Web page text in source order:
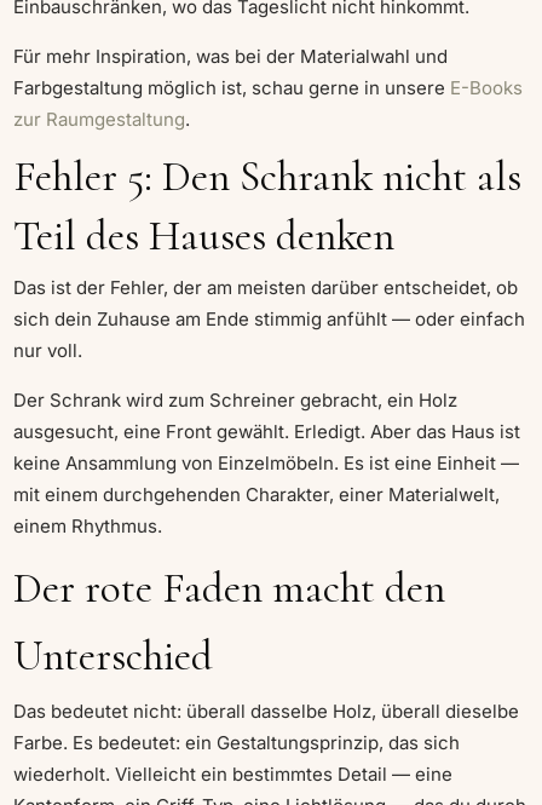
Einbauschränken, wo das Tageslicht nicht hinkommt.
Für mehr Inspiration, was bei der Materialwahl und
Farbgestaltung möglich ist, schau gerne in unsere E-Books
zur Raumgestaltung.
Fehler 5: Den Schrank nicht als
Teil des Hauses denken
Das ist der Fehler, der am meisten darüber entscheidet, ob
sich dein Zuhause am Ende stimmig anfühlt — oder einfach
nur voll.
Der Schrank wird zum Schreiner gebracht, ein Holz
ausgesucht, eine Front gewählt. Erledigt. Aber das Haus ist
keine Ansammlung von Einzelmöbeln. Es ist eine Einheit —
mit einem durchgehenden Charakter, einer Materialwelt,
einem Rhythmus.
Der rote Faden macht den
Unterschied
Das bedeutet nicht: überall dasselbe Holz, überall dieselbe
Farbe. Es bedeutet: ein Gestaltungsprinzip, das sich
wiederholt. Vielleicht ein bestimmtes Detail — eine